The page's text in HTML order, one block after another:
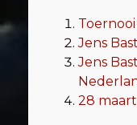
Jens
Jens
28